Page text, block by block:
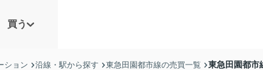
買う
ション 沿線・駅から探す 東急田園都市線の売買一覧 東急田園都市